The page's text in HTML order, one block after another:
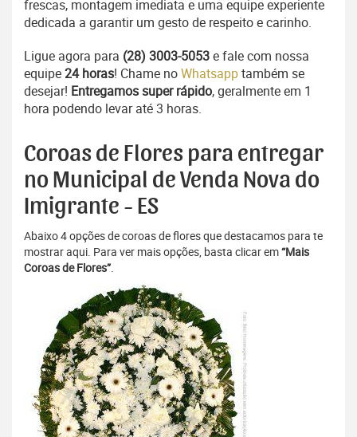
frescas, montagem imediata e uma equipe experiente
dedicada a garantir um gesto de respeito e carinho.
Ligue agora para (28) 3003-5053e fale com nossa
equipe24 horas! Chame noWhatsapptambém se
desejar! Entregamos super rápido, geralmente em 1
hora podendo levar até 3 horas.
Coroas de Flores para entregar
no Municipal de Venda Nova do
Imigrante - ES
Abaixo 4 opções de coroas de flores que destacamos para te
mostrar aqui. Para ver mais opções, basta clicar em“Mais
Coroas de Flores”.